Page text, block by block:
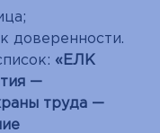
доверенности.
«ЕЛК
—
труда —